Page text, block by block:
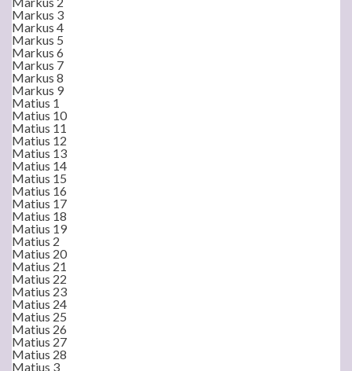
Markus 3
Markus 4
Markus 5
Markus 6
Markus 7
Markus 8
Markus 9
Matius 1
Matius 10
Matius 11
Matius 12
Matius 13
Matius 14
Matius 15
Matius 16
Matius 17
Matius 18
Matius 19
Matius 2
Matius 20
Matius 21
Matius 22
Matius 23
Matius 24
Matius 25
Matius 26
Matius 27
Matius 28
Matius 3